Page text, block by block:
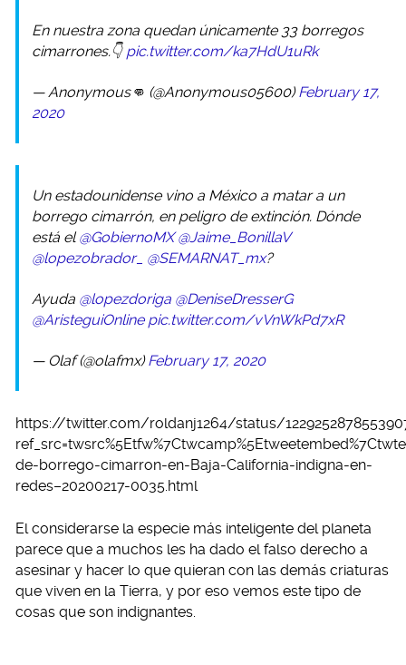
En nuestra zona quedan únicamente 33 borregos
cimarrones.👇 pic.twitter.com/ka7HdU1uRk
— Anonymous👊 (@Anonymous05600)February 17,
2020
Un estadounidense vino a México a matar a un
borrego cimarrón, en peligro de extinción. Dónde
está el@GobiernoMX @Jaime_BonillaV
@lopezobrador_ @SEMARNAT_mx?
Ayuda @lopezdoriga @DeniseDresserG
@AristeguiOnline pic.twitter.com/vVnWkPd7xR
— Olaf (@olafmx)February 17, 2020
https://twitter.com/roldanj1264/status/
de-borrego-cimarron-en-Baja-California-indigna-en-
redes–20200217-0035.html
El considerarse la especie más inteligente del planeta
parece que a muchos les ha dado el falso derecho a
asesinar y hacer lo que quieran con las demás criaturas
que viven en la Tierra, y por eso vemos este tipo de
cosas que son indignantes.